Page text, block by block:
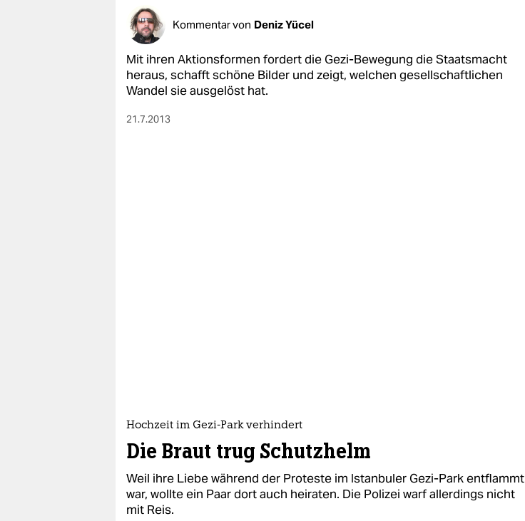
Kommentar von Deniz Yücel
Mit ihren Aktionsformen fordert die Gezi-Bewegung die Staatsmacht
heraus, schafft schöne Bilder und zeigt, welchen gesellschaftlichen
Wandel sie ausgelöst hat.
21.7.2013
Hochzeit im Gezi-Park verhindert
Die Braut trug Schutzhelm
Weil ihre Liebe während der Proteste im Istanbuler Gezi-Park entflammt
war, wollte ein Paar dort auch heiraten. Die Polizei warf allerdings nicht
mit Reis.